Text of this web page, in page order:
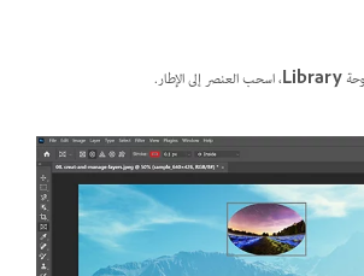
Library، اسحب العنصر إلى الإطار.